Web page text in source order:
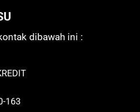
dibawah ini :
163